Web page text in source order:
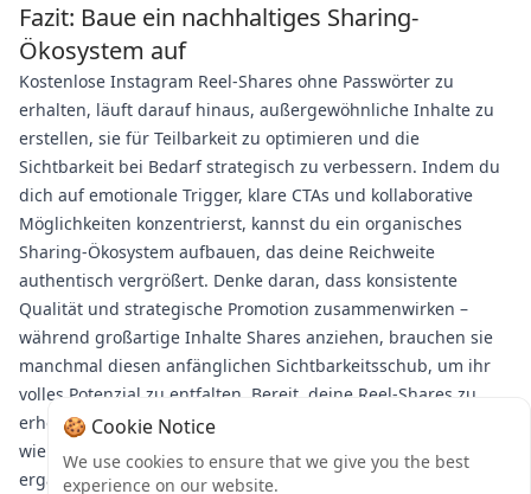
Fazit: Baue ein nachhaltiges Sharing-
Ökosystem auf
Kostenlose Instagram Reel-Shares ohne Passwörter zu
erhalten, läuft darauf hinaus, außergewöhnliche Inhalte zu
erstellen, sie für Teilbarkeit zu optimieren und die
Sichtbarkeit bei Bedarf strategisch zu verbessern. Indem du
dich auf emotionale Trigger, klare CTAs und kollaborative
Möglichkeiten konzentrierst, kannst du ein organisches
Sharing-Ökosystem aufbauen, das deine Reichweite
authentisch vergrößert. Denke daran, dass konsistente
Qualität und strategische Promotion zusammenwirken –
während großartige Inhalte Shares anziehen, brauchen sie
manchmal diesen anfänglichen Sichtbarkeitsschub, um ihr
volles Potenzial zu entfalten. Bereit, deine Reel-Shares zu
erhöhen und deine Instagram-Präsenz auszubauen? Erfahre,
wie die Dienste von Bulkmedya deine organische Strategie
ergänzen und deinen Inhalten helfen können, die
🍪 Cookie Notice
We use cookies to ensure that we give you the best
experience on our website.